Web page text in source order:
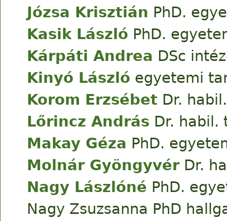
Józsa Krisztián PhD.
Kasik László PhD.
Kárpáti Andrea DSc
Kinyó László egyetemi
Korom Erzsébet Dr.
Lőrincz András Dr. habil.
Makay Géza PhD.
Molnár GyöngyvérDr.
Nagy Lászlóné PhD.
Nagy Zsuzsanna PhD